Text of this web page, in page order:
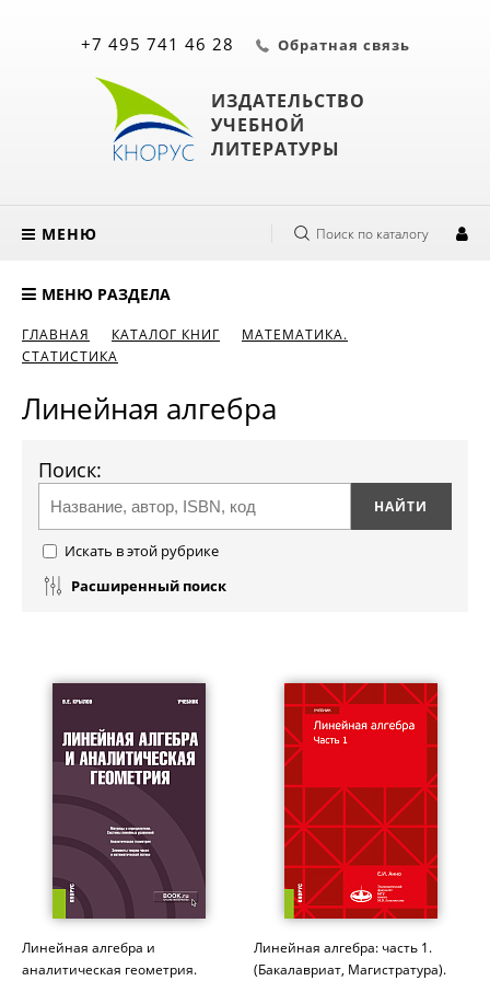
ИЗДАТЕЛЬСТВО
УЧЕБНОЙ
ЛИТЕРАТУРЫ
+7 495 741 46 28 Обратная связь
МЕНЮ Поиск по каталогу
МЕНЮ РАЗДЕЛА
ГЛАВНАЯ КАТАЛОГ КНИГ
МАТЕМАТИКА.
СТАТИСТИКА
Линейная алгебра
Поиск:
Искать в этой рубрике
Расширенный поиск
Линейная алгебра и
аналитическая геометрия.
Линейная алгебра: часть 1.
(Бакалавриат, Магистратура).